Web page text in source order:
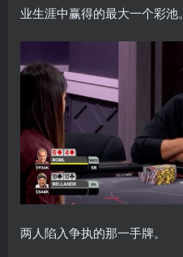
业生涯中赢得的最大一个彩池。
两人陷入争执的那一手牌。